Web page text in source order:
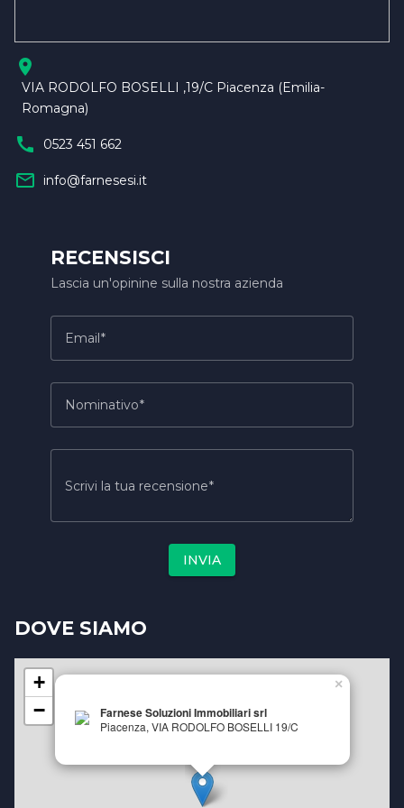
location_on
VIA RODOLFO BOSELLI ,19/C Piacenza (Emilia-
Romagna)
call 0523 451 662
mail_outline info@farnesesi.it
RECENSISCI
Lascia un'opinine sulla nostra azienda
Email
Nominativo
Scrivi la tua recensione
INVIA
DOVE SIAMO
Farnese Soluzioni Immobiliari srl
Piacenza, VIA RODOLFO BOSELLI 19/C
×
+
−